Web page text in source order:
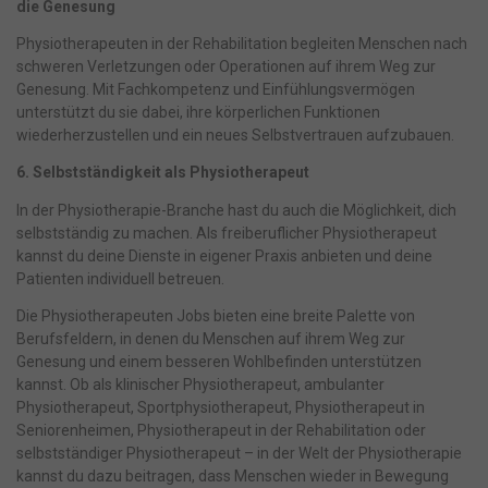
die Genesung
Physiotherapeuten in der Rehabilitation begleiten Menschen nach
schweren Verletzungen oder Operationen auf ihrem Weg zur
Genesung. Mit Fachkompetenz und Einfühlungsvermögen
unterstützt du sie dabei, ihre körperlichen Funktionen
wiederherzustellen und ein neues Selbstvertrauen aufzubauen.
6. Selbstständigkeit als Physiotherapeut
In der Physiotherapie-Branche hast du auch die Möglichkeit, dich
selbstständig zu machen. Als freiberuflicher Physiotherapeut
kannst du deine Dienste in eigener Praxis anbieten und deine
Patienten individuell betreuen.
Die Physiotherapeuten Jobs bieten eine breite Palette von
Berufsfeldern, in denen du Menschen auf ihrem Weg zur
Genesung und einem besseren Wohlbefinden unterstützen
kannst. Ob als klinischer Physiotherapeut, ambulanter
Physiotherapeut, Sportphysiotherapeut, Physiotherapeut in
Seniorenheimen, Physiotherapeut in der Rehabilitation oder
selbstständiger Physiotherapeut – in der Welt der Physiotherapie
kannst du dazu beitragen, dass Menschen wieder in Bewegung
Zurück
Datenschutzeinstellungen
Essenziell (1)
für die einwandfreie Funktion der Website erforderlich.
Marketing (1)
Marketing-Cookies werden von Drittanbietern oder Publishern
sie Besucher über Websites hinweg verfolgen.
Cookie-Informationen anzeigen
powered by Borlabs Cookie Datenschutzerklärung